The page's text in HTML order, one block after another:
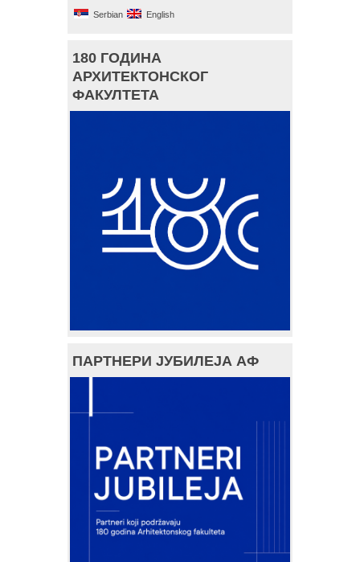
Serbian English
180 ГОДИНА
АРХИТЕКТОНСКОГ
ФАКУЛТЕТА
ПАРТНЕРИ ЈУБИЛЕЈА АФ